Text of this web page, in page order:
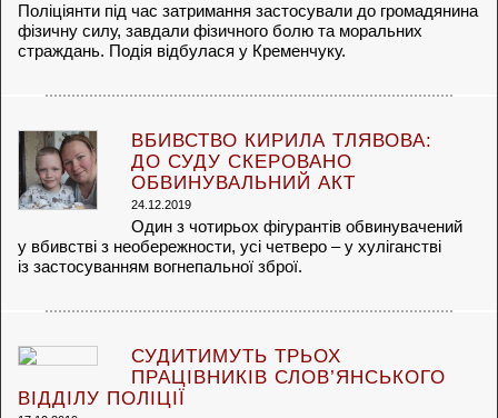
Поліціянти під час затримання застосували до громадянина
фізичну силу, завдали фізичного болю та моральних
страждань. Подія відбулася у Кременчуку.
ВБИВСТВО КИРИЛА ТЛЯВОВА:
ДО СУДУ СКЕРОВАНО
ОБВИНУВАЛЬНИЙ АКТ
24.12.2019
Один з чотирьох фігурантів обвинувачений
у вбивстві з необережности, усі четверо – у хуліганстві
із застосуванням вогнепальної зброї.
СУДИТИМУТЬ ТРЬОХ
ПРАЦІВНИКІВ СЛОВ’ЯНСЬКОГО
ВІДДІЛУ ПОЛІЦІЇ